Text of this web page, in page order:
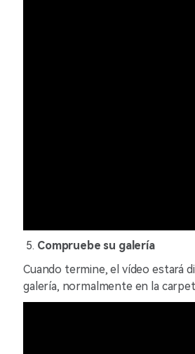
Compruebe su galería
Cuando termine, el vídeo estará
galería, normalmente en la